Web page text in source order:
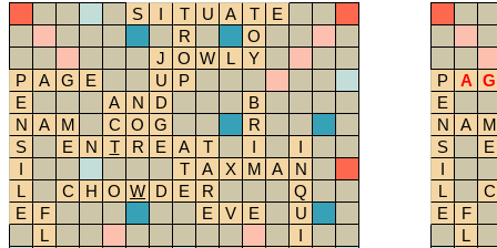
S I T U A T
E
R
O
J
O W L
Y
P
A G E U
P
E
A N D
B
N
A M C O G
R
S
E N T R E A T I
I
I
T A X M A
N
L
C H O W D E R
Q
E
F E V E
U
L
I
P A G
E
N
A
M
S
E
I
L
C
E
F
L